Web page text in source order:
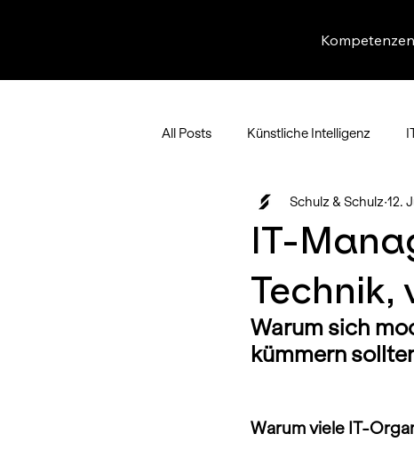
Kompetenzen
All Posts Künstliche Intelligenz
IT-
Technik,
Schulz & Schulz 12.
Warum sich
kümmern
Warum viele IT-